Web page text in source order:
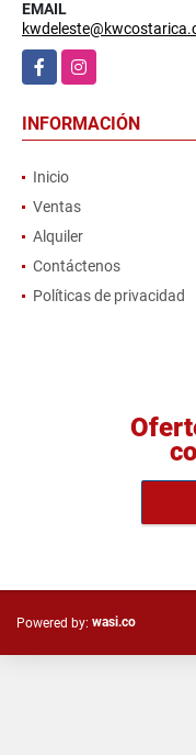
EMAIL
FacebookInstagram
INFORMACIÓN
Inicio
Ventas
Alquiler
Contáctenos
Políticas de privacidad
Powered by: wasi.co